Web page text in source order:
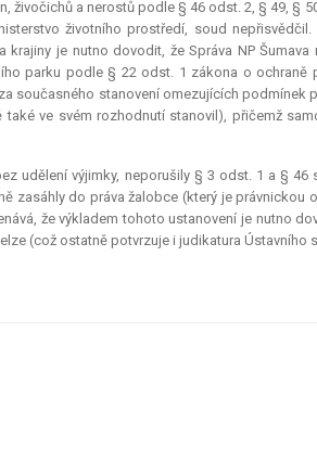
živočichů a nerostů podle § 46 odst. 2, § 49, §
životního prostředí, soud
je nutno dovodit, že Správa NP
parku podle § 22 odst. 1 zákona o ochraně
současného stanovení omezujících podmínek
také ve svém rozhodnutí stanovil), přičemž
udělení výjimky, neporušily § 3 odst. 1 a § 46
zasáhly do práva žalobce (který je
že výkladem tohoto ustanovení je nutno
(což ostatně potvrzuje i judikatura Ústavního